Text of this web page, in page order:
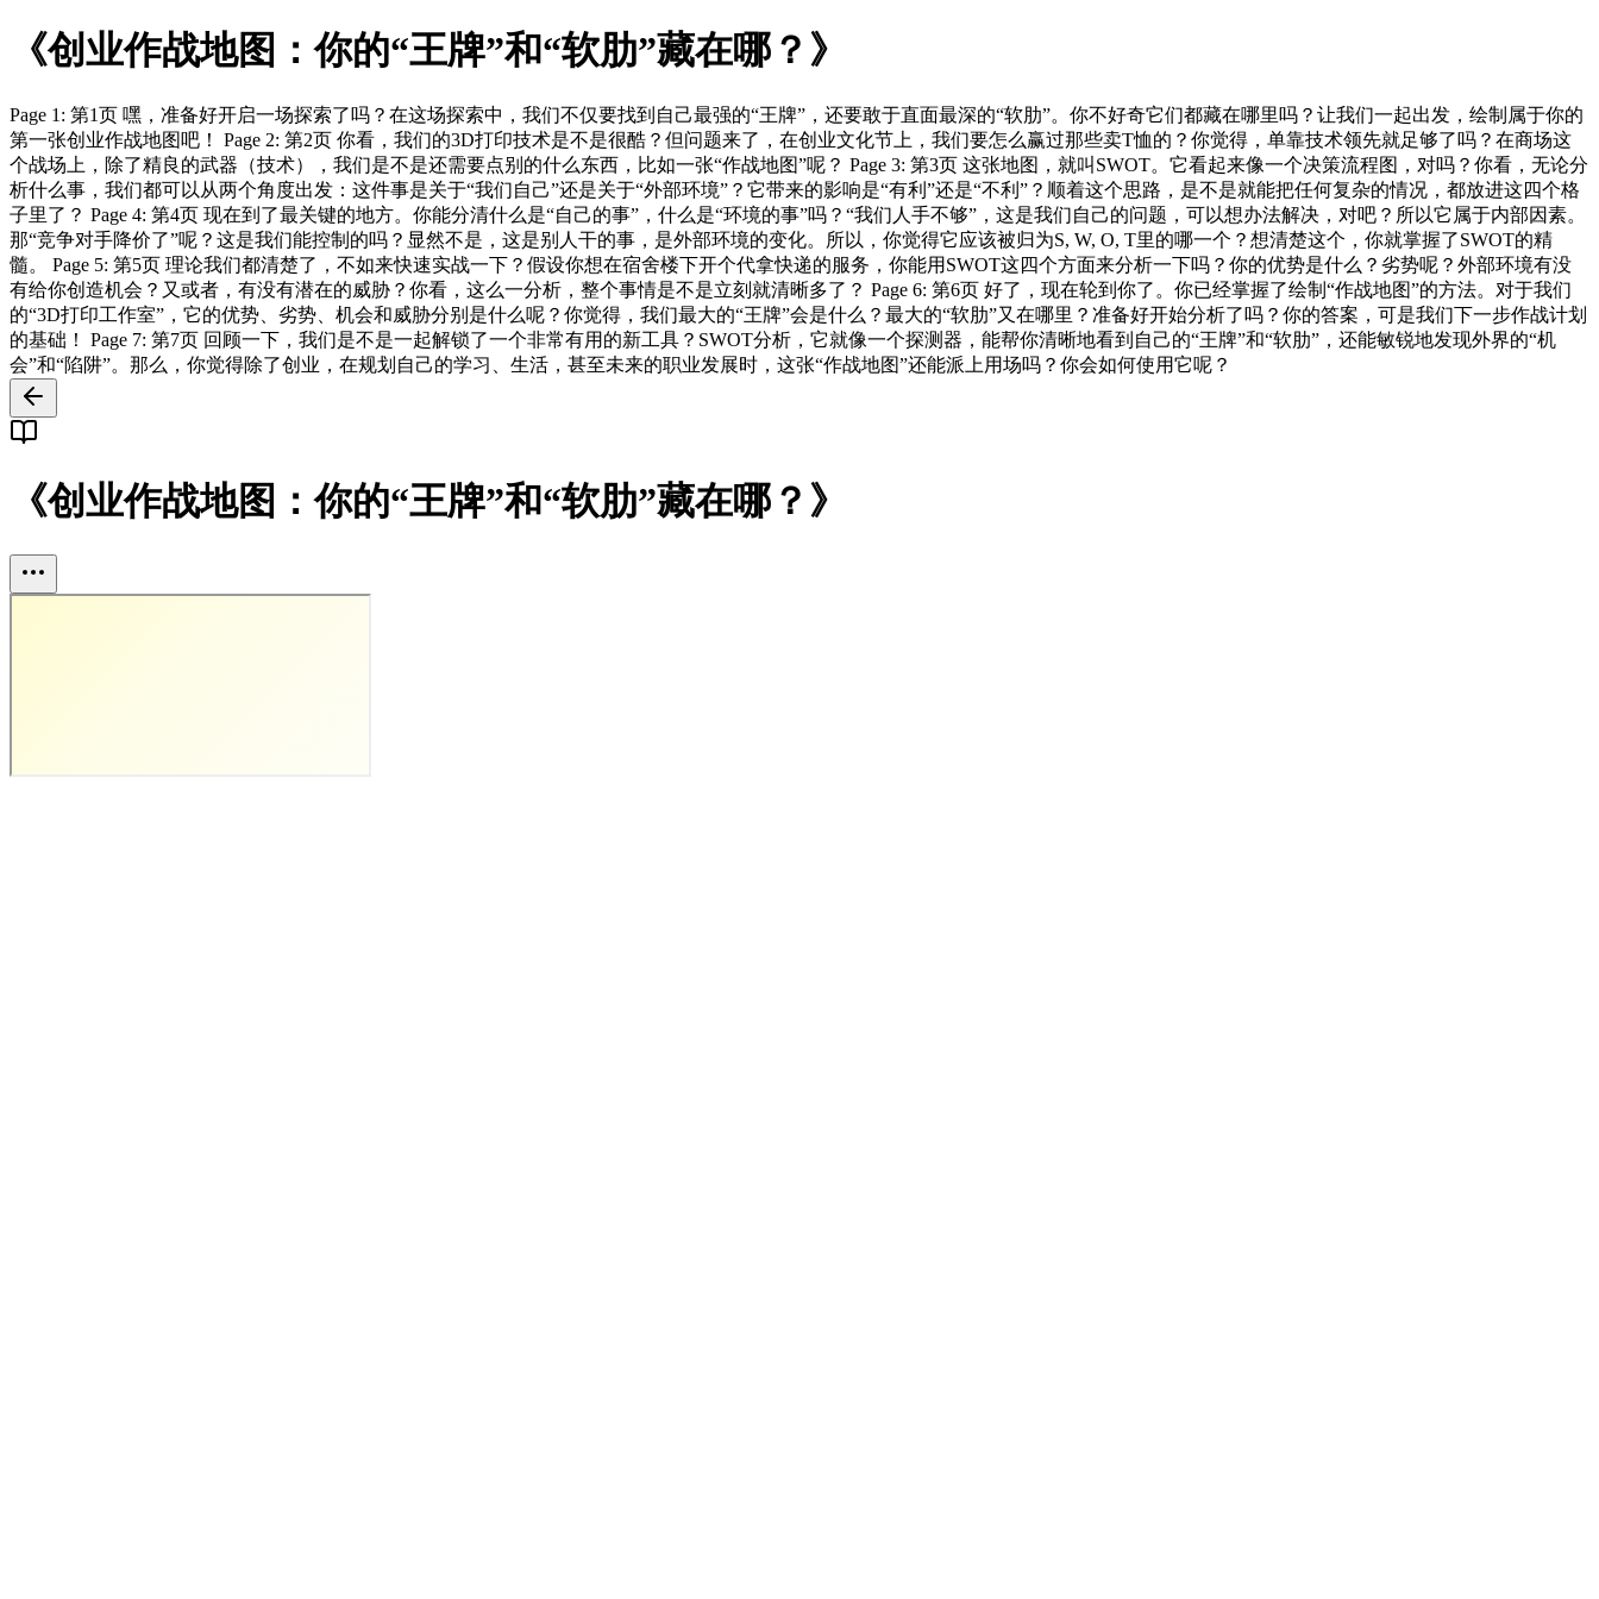
《创业作战地图：你的“王牌”和“软肋”藏在哪？》
Page 1: 第1页 嘿，准备好开启一场探索了吗？在这场探索中，我们不仅要找到自己最强的“王牌”，还要敢于直面最深的“软肋”。你不好奇它们都藏在哪里吗？让我们一起出发，绘制属于你的
第一张创业作战地图吧！ Page 2: 第2页 你看，我们的3D打印技术是不是很酷？但问题来了，在创业文化节上，我们要怎么赢过那些卖T恤的？你觉得，单靠技术领先就足够了吗？在商场这
个战场上，除了精良的武器（技术），我们是不是还需要点别的什么东西，比如一张“作战地图”呢？ Page 3: 第3页 这张地图，就叫SWOT。它看起来像一个决策流程图，对吗？你看，无论分
析什么事，我们都可以从两个角度出发：这件事是关于“我们自己”还是关于“外部环境”？它带来的影响是“有利”还是“不利”？顺着这个思路，是不是就能把任何复杂的情况，都放进这四个格
子里了？ Page 4: 第4页 现在到了最关键的地方。你能分清什么是“自己的事”，什么是“环境的事”吗？“我们人手不够”，这是我们自己的问题，可以想办法解决，对吧？所以它属于内部因素。
那“竞争对手降价了”呢？这是我们能控制的吗？显然不是，这是别人干的事，是外部环境的变化。所以，你觉得它应该被归为S, W, O, T里的哪一个？想清楚这个，你就掌握了SWOT的精
髓。 Page 5: 第5页 理论我们都清楚了，不如来快速实战一下？假设你想在宿舍楼下开个代拿快递的服务，你能用SWOT这四个方面来分析一下吗？你的优势是什么？劣势呢？外部环境有没
有给你创造机会？又或者，有没有潜在的威胁？你看，这么一分析，整个事情是不是立刻就清晰多了？ Page 6: 第6页 好了，现在轮到你了。你已经掌握了绘制“作战地图”的方法。对于我们
的“3D打印工作室”，它的优势、劣势、机会和威胁分别是什么呢？你觉得，我们最大的“王牌”会是什么？最大的“软肋”又在哪里？准备好开始分析了吗？你的答案，可是我们下一步作战计划
的基础！ Page 7: 第7页 回顾一下，我们是不是一起解锁了一个非常有用的新工具？SWOT分析，它就像一个探测器，能帮你清晰地看到自己的“王牌”和“软肋”，还能敏锐地发现外界的“机
会”和“陷阱”。那么，你觉得除了创业，在规划自己的学习、生活，甚至未来的职业发展时，这张“作战地图”还能派上用场吗？你会如何使用它呢？
《创业作战地图：你的“王牌”和“软肋”藏在哪？》